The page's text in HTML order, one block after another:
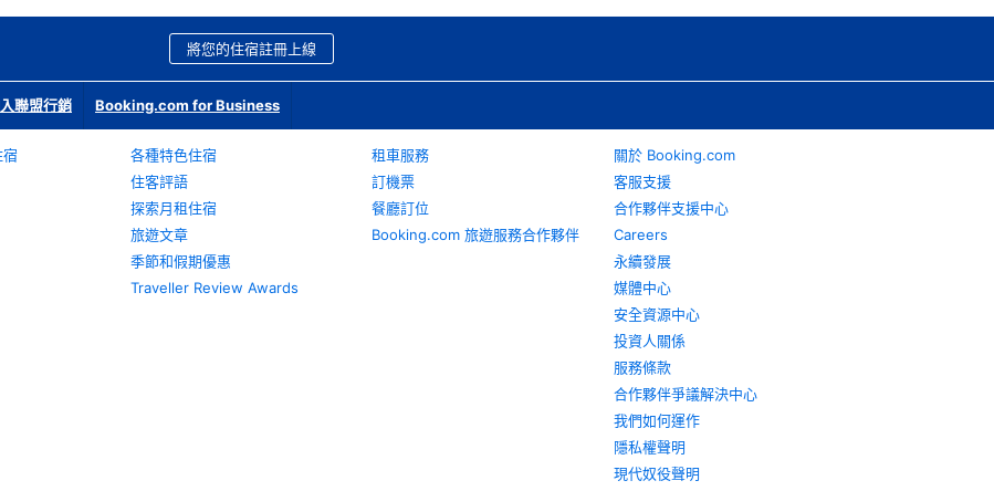
將您的住宿註冊上線
聯盟行銷 Booking.com for Business
宿
各種特色住宿
住客評語
探索月租住宿
旅遊文章
季節和假期優惠
Traveller Review Awards
租車服務
訂機票
餐廳訂位
Booking.com 旅遊服務合作夥伴
關於 Booking.com
客服支援
合作夥伴支援中心
Careers
永續發展
媒體中心
安全資源中心
投資人關係
服務條款
合作夥伴爭議解決中心
我們如何運作
隱私權聲明
現代奴役聲明